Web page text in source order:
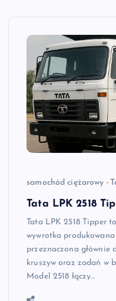
samochód ciężarowy
Tata LPK 2518
Tata LPK 2518 Tipper
wywrotka
przeznaczona głównie
kruszyw oraz zadań w
Model 2518 łączy…